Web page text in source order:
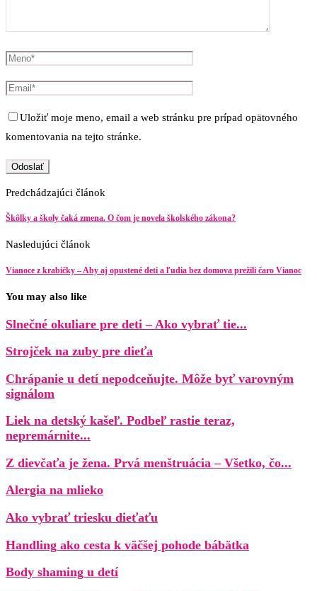
Uložiť moje meno, email a web stránku pre prípad opätovného
komentovania na tejto stránke.
Predchádzajúci článok
Škôlky a školy čaká zmena. O čom je novela školského zákona?
Nasledujúci článok
Vianoce z krabičky – Aby aj opustené deti a ľudia bez domova prežili čaro Vianoc
You may also like
Slnečné okuliare pre deti – Ako vybrať tie...
Strojček na zuby pre dieťa
Chrápanie u detí nepodceňujte. Môže byť varovným
signálom
Liek na detský kašeľ. Podbeľ rastie teraz,
nepremárnite...
Z dievčaťa je žena. Prvá menštruácia – Všetko, čo...
Alergia na mlieko
Ako vybrať triesku dieťaťu
Handling ako cesta k väčšej pohode bábätka
Body shaming u detí